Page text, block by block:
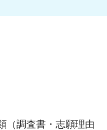
（調査書・志願理由